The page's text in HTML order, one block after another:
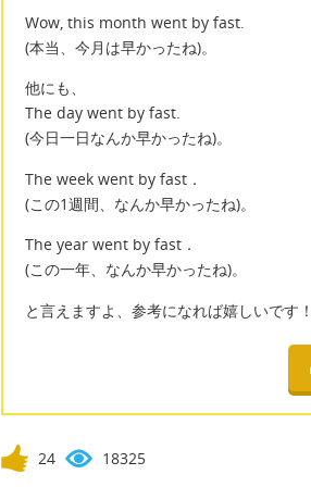
Wow, this month went by fast.
(本当、今月は早かったね)。
他にも、
The day went by fast.
(今日一日なんか早かったね)。
The week went by fast．
(この1週間、なんか早かったね)。
The year went by fast．
(この一年、なんか早かったね)。
と言えますよ、参考になれば嬉しいです！
24 18325